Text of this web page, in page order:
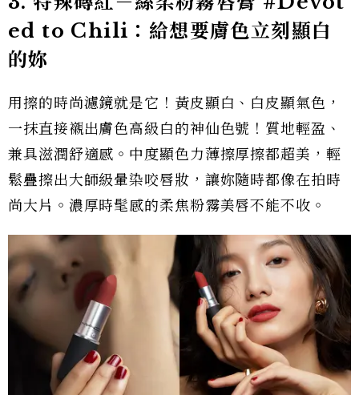
ed to Chili ：給想要膚色立刻顯白
的妳
用擦的時尚濾鏡就是它！黃皮顯白、白皮顯氣色，
一抹直接襯出膚色高級白的神仙色號！質地輕盈、
兼具滋潤舒適感。中度顯色力薄擦厚擦都超美，輕
鬆疊擦出大師級暈染咬唇妝，讓妳隨時都像在拍時
尚大片。濃厚時髦感的柔焦粉霧美唇不能不收。